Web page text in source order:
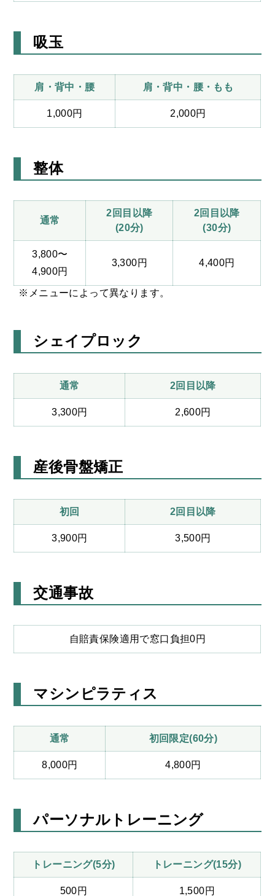
吸玉
肩・背中・腰 肩・背中・腰・もも
1,000円 2,000円
整体
通常
2回目以降
(20分)
2回目以降
(30分)
3,800〜
4,900円
3,300円 4,400円
※メニューによって異なります。
シェイプロック
通常 2回目以降
3,300円 2,600円
産後骨盤矯正
初回 2回目以降
3,900円 3,500円
交通事故
自賠責保険適用で窓口負担0円
マシンピラティス
通常 初回限定(60分)
8,000円 4,800円
パーソナルトレーニング
トレーニング(5分) トレーニング(15分)
500円 1,500円